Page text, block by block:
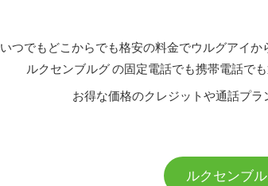
いつでもどこからでも格安の料金でウルグアイか
ルクセンブルグ の固定電話でも携帯電話で
お得な価格のクレジットや通話プ
ルクセンブ